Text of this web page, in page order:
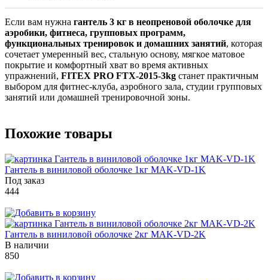
Если вам нужна гантель 3 кг в неопреновой оболочке для
аэробики, фитнеса, групповых программ,
функциональных тренировок и домашних занятий, которая
сочетает умеренный вес, стальную основу, мягкое матовое
покрытие и комфортный хват во время активных
упражнений, FITEX PRO FTX-2015-3kg станет практичным
выбором для фитнес-клуба, аэробного зала, студии групповых
занятий или домашней тренировочной зоны.
Похожие товары
Гантель в виниловой оболочке 1кг MAK-VD-1K
Под заказ
444
Гантель в виниловой оболочке 2кг MAK-VD-2K
В наличии
850